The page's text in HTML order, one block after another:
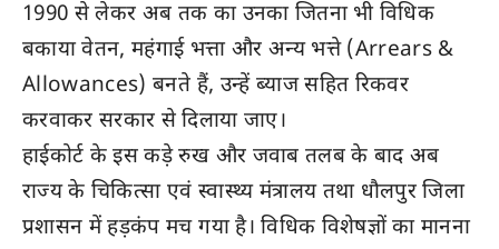
1990 से लेकर अब तक का उनका जितना भी विधिक
बकाया वेतन, महंगाई भत्ता और अन्य भत्ते (Arrears &
Allowances) बनते हैं, उन्हें ब्याज सहित रिकवर
करवाकर सरकार से दिलाया जाए।
हाईकोर्ट के इस कड़े रुख और जवाब तलब के बाद अब
राज्य के चिकित्सा एवं स्वास्थ्य मंत्रालय तथा धौलपुर जिला
प्रशासन में हड़कंप मच गया है। विधिक विशेषज्ञों का मानना